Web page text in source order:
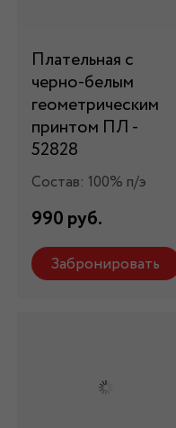
Плательная с
черно-белым
геометрическим
принтом ПЛ -
52828
Состав: 100% п/э
990 руб.
Забронировать